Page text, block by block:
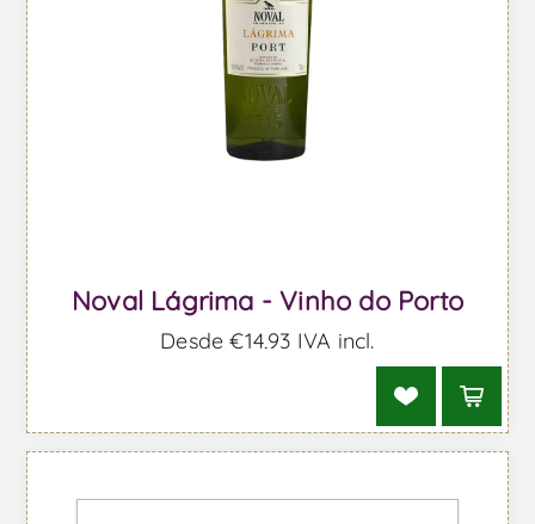
Noval Lágrima - Vinho do Porto
Desde €14,93 IVA incl.